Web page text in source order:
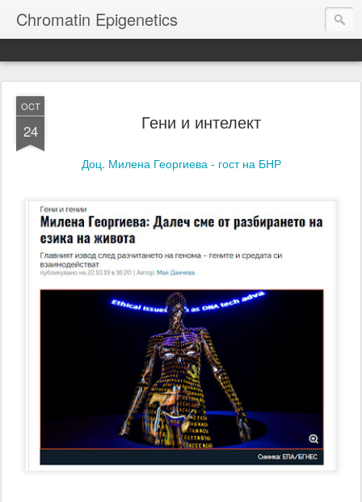
Chromatin Epigenetics
OCT
24 Гени и интелект
Доц. Милена Георгиева - гост на БНР